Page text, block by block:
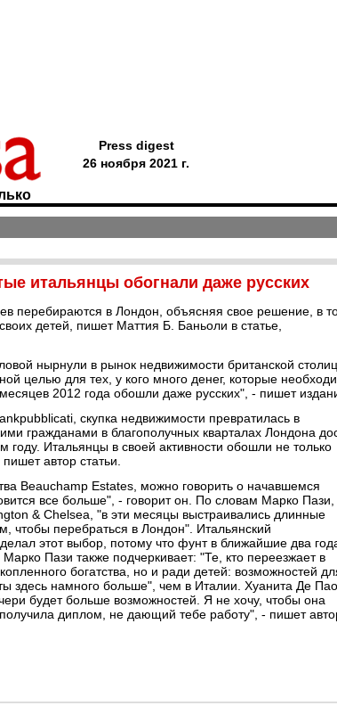
Press digest
26 ноября 2021 г.
итальянцы обогнали даже русских
перебираются в Лондон, объясняя свое решение, в
детей, пишет Маттия Б. Баньоли в статье,
нырнули в рынок недвижимости британской
целью для тех, у кого много денег, которые
2012 года обошли даже русских", - пишет
скупка недвижимости превратилась в
гражданами в благополучных кварталах Лондона
Итальянцы в своей активности обошли не только
автор статьи.
Beauchamp Estates, можно говорить о начавшемся
все больше", - говорит он. По словам Марко Пази,
& Chelsea, "в эти месяцы выстраивались длинные
чтобы перебраться в Лондон". Итальянский
этот выбор, потому что фунт в ближайшие два
Пази также подчеркивает: "Те, кто переезжает в
богатства, но и ради детей: возможностей
здесь намного больше", чем в Италии. Хуанита Де
будет больше возможностей. Я не хочу, чтобы она
диплом, не дающий тебе работу", - пишет